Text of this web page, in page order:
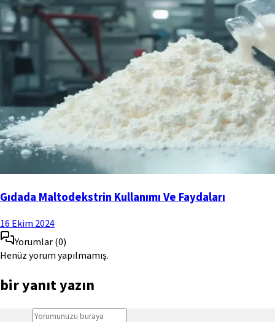
Gıdada Maltodekstrin Kullanımı Ve Faydaları
16 Ekim 2024
Yorumlar(0)
Henüz yorum yapılmamış.
bir yanıt yazın